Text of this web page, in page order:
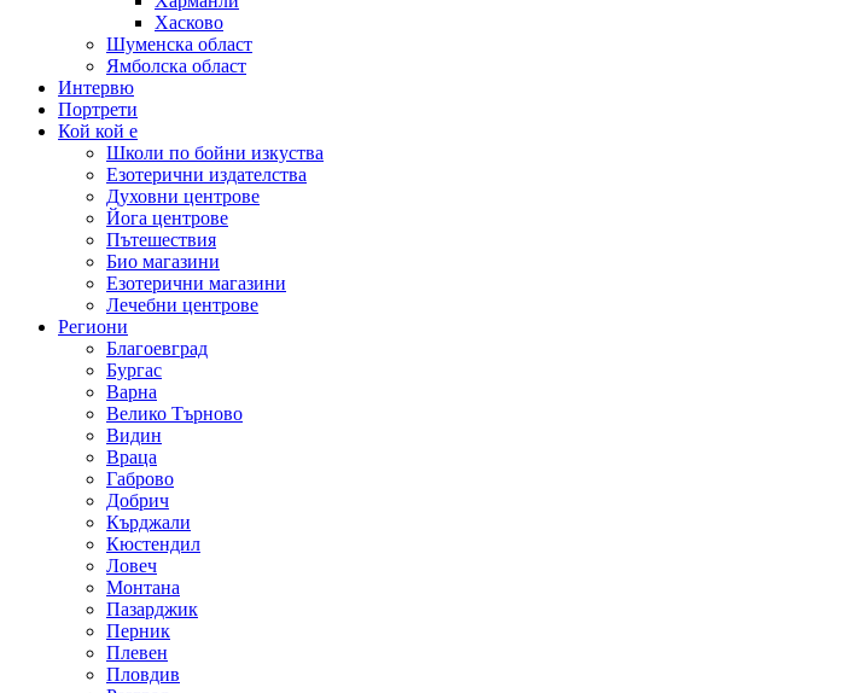
Хасково
Шуменска област
Ямболска област
Интервю
Портрети
Кой кой е
Школи по бойни изкуства
Езотерични издателства
Духовни центрове
Йога центрове
Пътешествия
Био магазини
Езотерични магазини
Лечебни центрове
Региони
Благоевград
Бургас
Варна
Велико Търново
Видин
Враца
Габрово
Добрич
Кърджали
Кюстендил
Ловеч
Монтана
Пазарджик
Перник
Плевен
Пловдив